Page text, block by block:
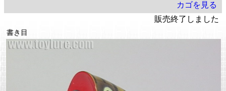
カゴを見る
販売終了しました
書き目